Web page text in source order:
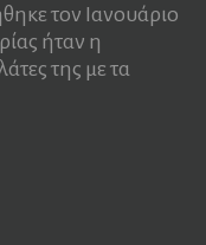
τον Ιανουάριο
ήταν η
της με τα